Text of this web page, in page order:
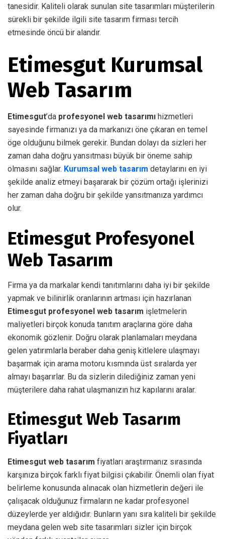
tanesidir. Kaliteli olarak sunulan site tasarımları müşterilerin
sürekli bir şekilde ilgili site tasarım firması tercih
etmesinde öncü bir alandır.
Etimesgut Kurumsal
Web Tasarım
Etimesgut’da profesyonel web tasarımı hizmetleri
sayesinde firmanızı ya da markanızı öne çıkaran en temel
öge olduğunu bilmek gerekir. Bundan dolayı da sizleri her
zaman daha doğru yansıtması büyük bir öneme sahip
olmasını sağlar. Kurumsal web tasarım detaylarını en iyi
şekilde analiz etmeyi başararak bir çözüm ortağı işlerinizi
her zaman daha doğru bir şekilde yansıtmanıza yardımcı
olur.
Etimesgut Profesyonel
Web Tasarım
Firma ya da markalar kendi tanıtımlarını daha iyi bir şekilde
yapmak ve bilinirlik oranlarının artması için hazırlanan
Etimesgut profesyonel web tasarım işletmelerin
maliyetleri birçok konuda tanıtım araçlarına göre daha
ekonomik gözlenir. Doğru olarak planlamaları meydana
gelen yatırımlarla beraber daha geniş kitlelere ulaşmayı
başarmak için arama motoru kısmında üst sıralarda yer
almayı başarırlar. Bu da sizlerin dilediğiniz zaman yeni
müşterilere daha rahat ulaşmanızın hız kapılarını aralar.
Etimesgut Web Tasarım
Fiyatları
Etimesgut web tasarım fiyatları araştırmanız sırasında
karşınıza birçok farklı fiyat bilgisi çıkabilir. Önemli olan fiyat
belirleme konusunda alınacak olan hizmetlerin değeri ile
çalışacak olduğunuz firmaların ne kadar profesyonel
düzeylerde yer aldığıdır. Bunların yanı sıra kaliteli bir şekilde
meydana gelen web site tasarımları sizler için birçok